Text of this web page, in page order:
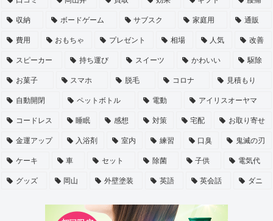
収納 ボードゲーム サブスク 家庭用 通販
費用 おもちゃ プレゼント 相場 人気 改善
スピーカー 持ち運び スイーツ かわいい 駆除
お菓子 スマホ 脱毛 コロナ 見積もり
自動開閉 ペットボトル 電動 アイリスオーヤマ
コードレス 睡眠 感想 対策 宅配 お取り寄せ
金運アップ 入浴剤 室内 練習 口臭 鬼滅の刃
ケーキ 車 セット 除菌 子供 電気代
グッズ 岡山 外壁塗装 英語 英会話 ダニ